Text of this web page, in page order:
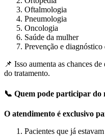
Oftalmologia
Pneumologia
Oncologia
Saúde da mulher
Prevenção e diagnóstico
📌 Isso aumenta as chances
do tratamento.
📞 Quem pode participar do
O atendimento é exclusivo
Pacientes que já